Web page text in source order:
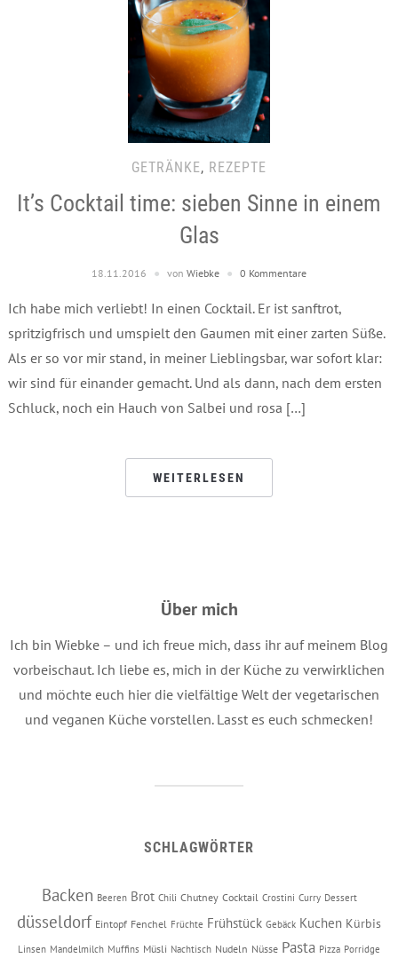
GETRÄNKE, REZEPTE
It’s Cocktail time: sieben Sinne in einem
Glas
18.11.2016 von Wiebke 0 Kommentare
Ich habe mich verliebt! In einen Cocktail. Er ist sanftrot,
spritzigfrisch und umspielt den Gaumen mit einer zarten Süße.
Als er so vor mir stand, in meiner Lieblingsbar, war sofort klar:
wir sind für einander gemacht. Und als dann, nach dem ersten
Schluck, noch ein Hauch von Salbei und rosa […]
WEITERLESEN
Über mich
Ich bin Wiebke – und ich freue mich, dass ihr auf meinem Blog
vorbeischaut. Ich liebe es, mich in der Küche zu verwirklichen
und möchte euch hier die vielfältige Welt der vegetarischen
und veganen Küche vorstellen. Lasst es euch schmecken!
SCHLAGWÖRTER
Backen Beeren Brot Chili Chutney Cocktail Crostini Curry Dessert
düsseldorf Eintopf Fenchel Früchte Frühstück Gebäck Kuchen Kürbis
Linsen Mandelmilch Muffins Müsli Nachtisch Nudeln Nüsse Pasta Pizza Porridge